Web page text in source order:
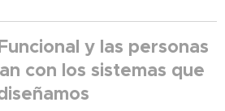
y las personas
con los sistemas que